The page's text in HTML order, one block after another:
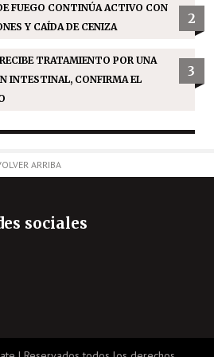
FUEGO CONTINÚA ACTIVO CON
Y CAÍDA DE CENIZA
2
TRATAMIENTO POR UNA
INTESTINAL, CONFIRMA EL
3
ARRIBA
sociales